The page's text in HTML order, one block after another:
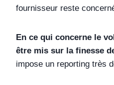
fournisseur reste
En ce qui concerne le
être mis sur la finesse
impose un reporting très